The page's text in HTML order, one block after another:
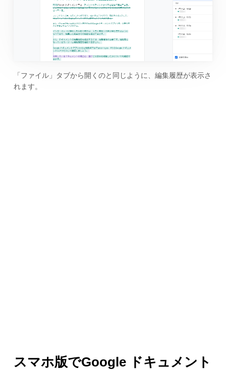
「ファイル」タブから開くのと同じように、編集履歴が表示さ
れます。
スマホ版でGoogle ドキュメント